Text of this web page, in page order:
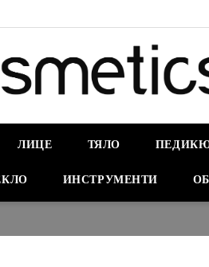
ЛИЦЕ ТЯЛО
ИНСТРУМЕНТИ